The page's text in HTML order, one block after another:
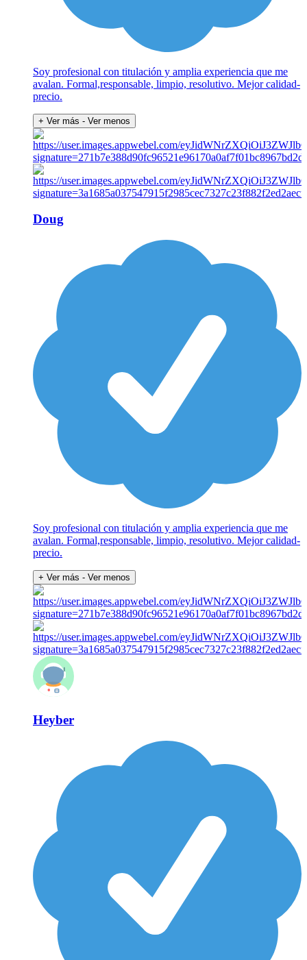
Soy profesional con titulación y amplia experiencia que me
avalan. Formal,responsable, limpio, resolutivo. Mejor calidad-
precio.
+ Ver más - Ver menos
Doug
Soy profesional con titulación y amplia experiencia que me
avalan. Formal,responsable, limpio, resolutivo. Mejor calidad-
precio.
+ Ver más - Ver menos
Heyber